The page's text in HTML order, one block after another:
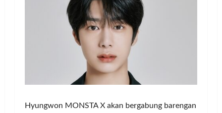
Hyungwon MONSTA X akan bergabung barengan